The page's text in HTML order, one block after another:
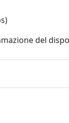
del